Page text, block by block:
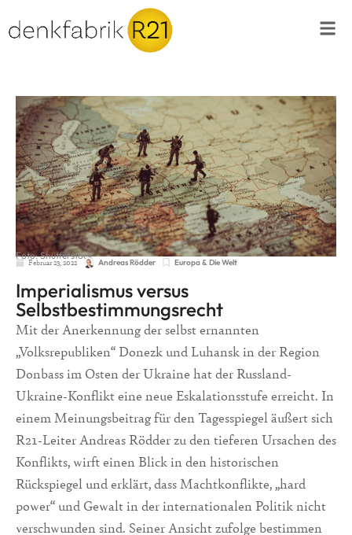
Foto: Shutterstock
Februar 23, 2022 Andreas Rödder Europa & Die Welt
Imperialismus versus
Selbstbestimmungsrecht
Mit der Anerkennung der selbst ernannten
„Volksrepubliken“ Donezk und Luhansk in der Region
Donbass im Osten der Ukraine hat der Russland-
Ukraine-Konflikt eine neue Eskalationsstufe erreicht. In
einem Meinungsbeitrag für den Tagesspiegel äußert sich
R21-Leiter Andreas Rödder zu den tieferen Ursachen des
Konflikts, wirft einen Blick in den historischen
Rückspiegel und erklärt, dass Machtkonflikte, „hard
power“ und Gewalt in der internationalen Politik nicht
verschwunden sind. Seiner Ansicht zufolge bestimmen